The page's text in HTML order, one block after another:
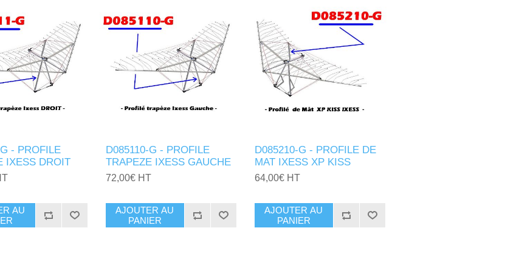
- PROFILE
IXESS DROIT
AU
D085110-G - PROFILE
TRAPEZE IXESS GAUCHE
72,00€ HT
AJOUTER AU
PANIER
D085210-G - PROFILE DE
MAT IXESS XP KISS
64,00€ HT
AJOUTER AU
PANIER